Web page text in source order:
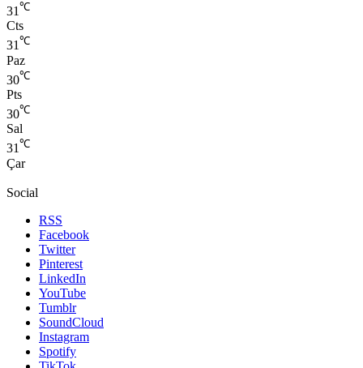
31 ℃
Cts
31℃
Paz
30℃
Pts
30℃
Sal
31℃
Çar
Social
RSS
Facebook
Twitter
Pinterest
LinkedIn
YouTube
Tumblr
SoundCloud
Instagram
Spotify